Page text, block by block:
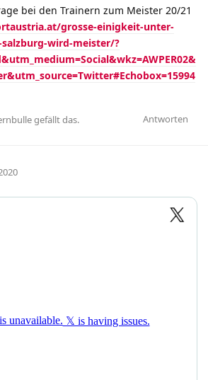
bei den Trainern zum Meister 20/21
grosse-einigkeit-unter-
wird-meister/?
Antworten
gefällt das.